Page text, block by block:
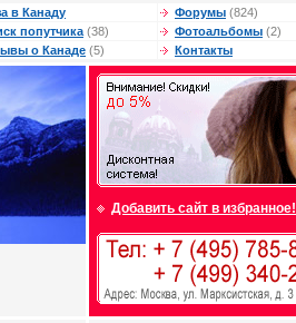
в Канаду Форумы (824)
попутчика (38) Фотоальбомы (2)
о Канаде (5) Контакты
Добавить сайт в избранное!